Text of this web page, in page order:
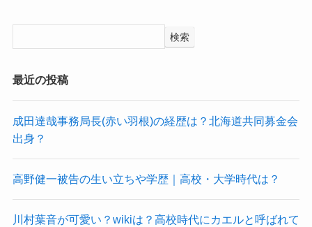
検索
最近の投稿
成田達哉事務局長(赤い羽根)の経歴は？北海道共同募金会
出身？
高野健一被告の生い立ちや学歴｜高校・大学時代は？
川村葉音が可愛い？wikiは？高校時代にカエルと呼ばれて